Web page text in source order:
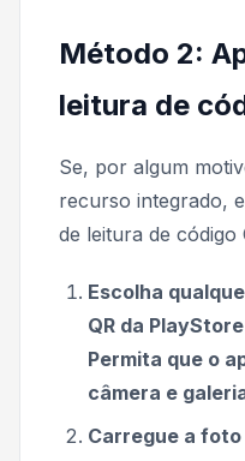
Método 2:
leitura de
Se, por algum
recurso integrado,
de leitura de código
Escolha
QR da
Permita que o
câmera e
Carregue a